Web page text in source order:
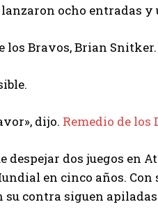
ocho entradas y
los Bravos, Brian Snitker.
dijo. Remedio de
despejar dos juegos en
en cinco años. Con
su contra siguen apiladas